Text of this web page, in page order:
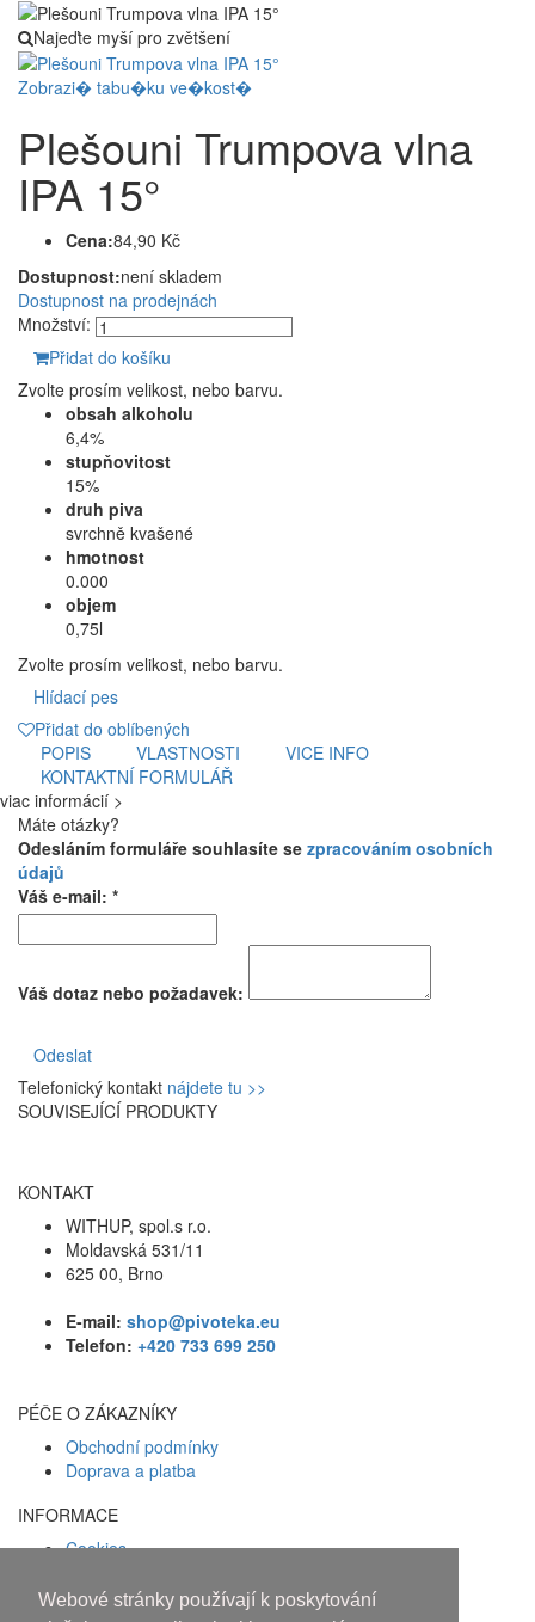
Webové stránky používají k poskytování
Najeďte myší pro zvětšení
Zobrazi� tabu�ku ve�kost�
Plešouni Trumpova vlna
IPA 15°
Cena:84,90 Kč
Dostupnost:není skladem
Dostupnost na prodejnách
Množství:
Přidat do košíku
Zvolte prosím velikost, nebo barvu.
obsah alkoholu
6,4%
stupňovitost
15%
druh piva
svrchně kvašené
hmotnost
0.000
objem
0,75l
Zvolte prosím velikost, nebo barvu.
Hlídací pes
Přidat do oblíbených
POPIS
VLASTNOSTI
VICE INFO
KONTAKTNÍ FORMULÁŘ
viac informácií >
Máte otázky?
Odesláním formuláře souhlasíte se zpracováním osobních
údajů
Váš e-mail: *
Váš dotaz nebo požadavek:
Odeslat
Telefonický kontakt nájdete tu >>
SOUVISEJÍCÍ PRODUKTY
KONTAKT
WITHUP, spol.s r.o.
Moldavská 531/11
625 00, Brno
E-mail: shop@pivoteka.eu
Telefon: +420 733 699 250
PÉČE O ZÁKAZNÍKY
Obchodní podmínky
Doprava a platba
INFORMACE
Cookies
Facebook